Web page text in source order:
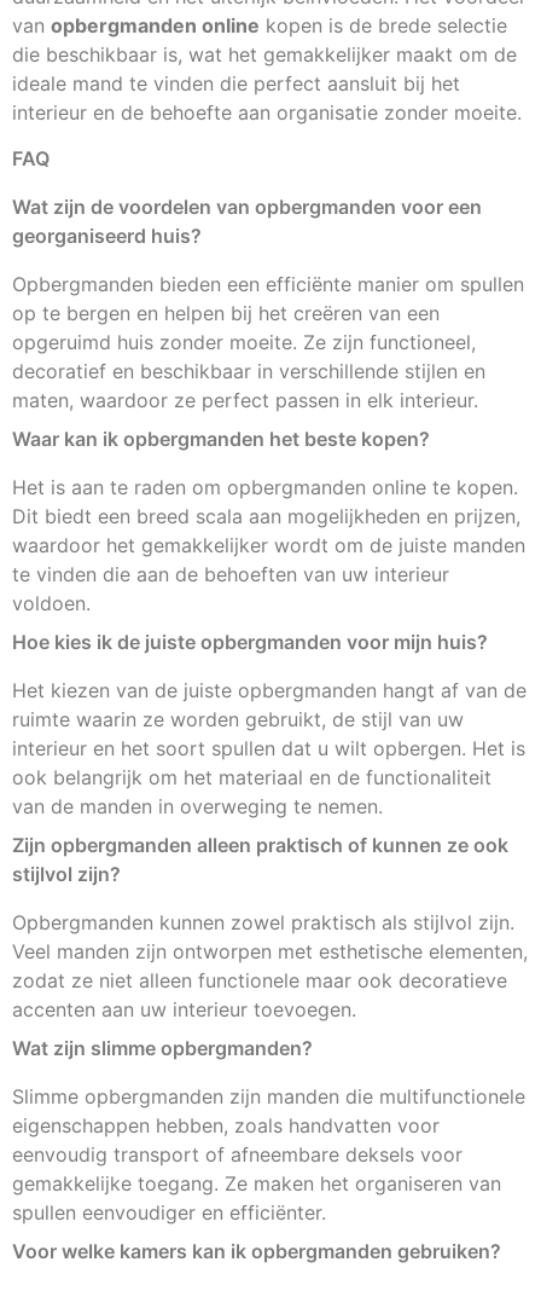
van opbergmanden online kopen is de brede selectie
die beschikbaar is, wat het gemakkelijker maakt om de
ideale mand te vinden die perfect aansluit bij het
interieur en de behoefte aan organisatie zonder moeite.
FAQ
Wat zijn de voordelen van opbergmanden voor een
georganiseerd huis?
Opbergmanden bieden een efficiënte manier om spullen
op te bergen en helpen bij het creëren van een
opgeruimd huis zonder moeite. Ze zijn functioneel,
decoratief en beschikbaar in verschillende stijlen en
maten, waardoor ze perfect passen in elk interieur.
Waar kan ik opbergmanden het beste kopen?
Het is aan te raden om opbergmanden online te kopen.
Dit biedt een breed scala aan mogelijkheden en prijzen,
waardoor het gemakkelijker wordt om de juiste manden
te vinden die aan de behoeften van uw interieur
voldoen.
Hoe kies ik de juiste opbergmanden voor mijn huis?
Het kiezen van de juiste opbergmanden hangt af van de
ruimte waarin ze worden gebruikt, de stijl van uw
interieur en het soort spullen dat u wilt opbergen. Het is
ook belangrijk om het materiaal en de functionaliteit
van de manden in overweging te nemen.
Zijn opbergmanden alleen praktisch of kunnen ze ook
stijlvol zijn?
Opbergmanden kunnen zowel praktisch als stijlvol zijn.
Veel manden zijn ontworpen met esthetische elementen,
zodat ze niet alleen functionele maar ook decoratieve
accenten aan uw interieur toevoegen.
Wat zijn slimme opbergmanden?
Slimme opbergmanden zijn manden die multifunctionele
eigenschappen hebben, zoals handvatten voor
eenvoudig transport of afneembare deksels voor
gemakkelijke toegang. Ze maken het organiseren van
spullen eenvoudiger en efficiënter.
Voor welke kamers kan ik opbergmanden gebruiken?